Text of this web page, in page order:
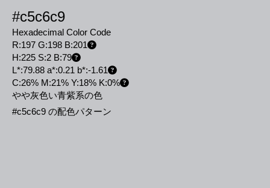
#c5c6c9
Hexadecimal Color Code
R:197 G:198 B:201
H:225 S:2 B:79
L*:79.88 a*:0.21 b*:-1.61
C:26% M:21% Y:18% K:0%
やや灰色い青紫系の色
#c5c6c9 の配色パターン